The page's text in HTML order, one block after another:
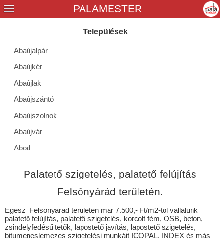
Abaújalpár
Abaújkér
Abaújlak
Abaújszántó
Abaújszolnok
Abaújvár
Abod
Alacska
Alsódobsza
Alsógagy
Palatető szigetelés, palatető felújítás
Felsőnyárád területén.
Egész Felsőnyárád területén már 7.500,- Ft/m2-től vállalunk
palatető felújítás, palatető szigetelés, korcolt fém, OSB, beton,
zsindelyfedésű tetők, lapostető javítás, lapostető szigetelés,
bitumeneslemezes szigetelési munkáit ICOPAL, INDEX és más